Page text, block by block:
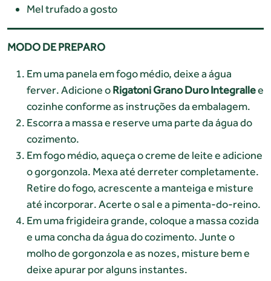
Mel trufado a gosto
MODO DE PREPARO
Em uma panela em fogo médio, deixe a água
ferver. Adicione oRigatoni Grano Duro Integrallee
cozinhe conforme as instruções da embalagem.
Escorra a massa e reserve uma parte da água do
cozimento.
Em fogo médio, aqueça o creme de leite e adicione
o gorgonzola. Mexa até derreter completamente.
Retire do fogo, acrescente a manteiga e misture
até incorporar. Acerte o sal e a pimenta-do-reino.
Em uma frigideira grande, coloque a massa cozida
e uma concha da água do cozimento. Junte o
molho de gorgonzola e as nozes, misture bem e
deixe apurar por alguns instantes.